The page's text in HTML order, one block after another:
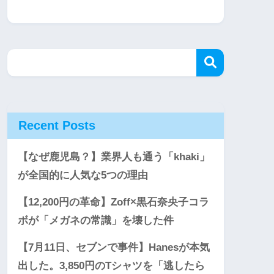
Recent Posts
【なぜ鹿児島？】業界人も通う「khaki」
が全国的に人気な5つの理由
【12,200円の革命】Zoff×黒石奈央子コラ
ボが「メガネの常識」を壊した件
【7月11日、セブンで事件】Hanesが本気
出した。3,850円のTシャツを「逃したら